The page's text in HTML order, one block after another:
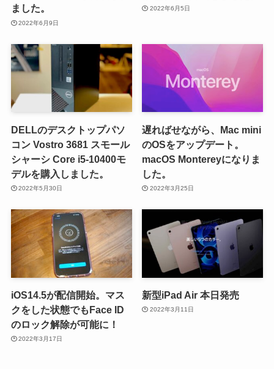
ました。
2022年6月9日
2022年6月5日
DELLのデスクトップパソ
コン Vostro 3681 スモール
シャーシ Core i5-10400モ
デルを購入しました。
2022年5月30日
遅ればせながら、Mac mini
のOSをアップデート。
macOS Montereyになりま
した。
2022年3月25日
iOS14.5が配信開始。マス
クをした状態でもFace ID
のロック解除が可能に！
2022年3月17日
新型iPad Air 本日発売
2022年3月11日